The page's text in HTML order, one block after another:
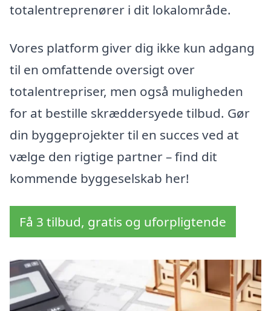
totalentreprenører i dit lokalområde.
Vores platform giver dig ikke kun adgang
til en omfattende oversigt over
totalentrepriser, men også muligheden
for at bestille skræddersyede tilbud. Gør
din byggeprojekter til en succes ved at
vælge den rigtige partner – find dit
kommende byggeselskab her!
Få 3 tilbud, gratis og uforpligtende